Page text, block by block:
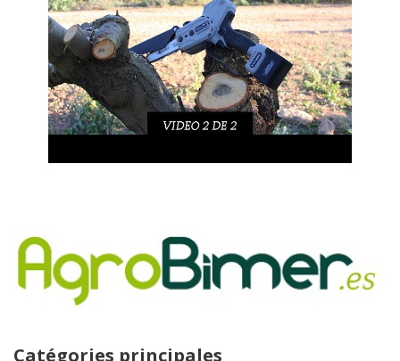
Catégories principales